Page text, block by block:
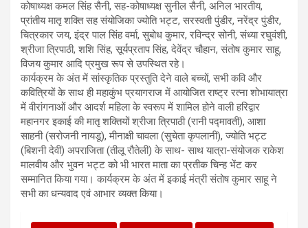
कोषाध्यक्ष कमल सिंह सैनी, सह-कोषाध्यक्ष सुनील सैनी, अनिल भारतीय,
प्रांतीय मातृ शक्ति सह संयोजिका ज्योति भट्ट, सरस्वती पुंडीर, नरेंद्र पुंडीर,
चित्रकार जय, इंद्र पाल सिंह वर्मा, सुबोध कुमार, रविन्द्र सोनी, संध्या रघुवंशी,
श्रीजा त्रिपाठी, शशि सिंह, सूर्यप्रताप सिंह, देवेंद्र चौहान, संतोष कुमार साहू,
विजय कुमार आदि प्रमुख रूप से उपस्थित रहे।
कार्यक्रम के अंत में सांस्कृतिक प्रस्तुति देने वाले बच्चों, सभी कवि और
कवित्रियों के साथ ही महाकुंभ प्रयागराज में आयोजित राष्ट्र रत्ना शोभायात्रा
में वीरांगनाओं और आदर्श महिला के स्वरूप में शामिल होने वाली हरिद्वार
महानगर इकाई की मातृ शक्तियों श्रीजा त्रिपाठी (रानी पद्मावती), आशा
साहनी (सरोजनी नायडू), मीनाक्षी चावला (सुचेता कृपलानी), ज्योति भट्ट
(बिशनी देवी) अपराजिता (तीलू रौतेली) के साथ- साथ यात्रा-संयोजक राकेश
मालवीय और भुवन भट्ट को भी भारत माता का प्रतीक चिन्ह भेंट कर
सम्मानित किया गया। कार्यक्रम के अंत में इकाई मंत्री संतोष कुमार साहू ने
सभी का धन्यवाद एवं आभार व्यक्त किया।